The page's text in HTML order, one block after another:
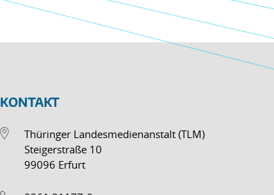
KONTAKT
Thüringer Landesmedienanstalt (TLM)
Steigerstraße 10
99096 Erfurt